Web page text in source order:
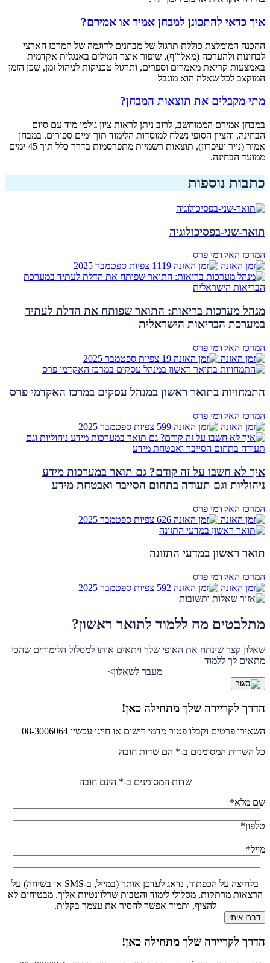
איך כדאי להתכונן למבחן אמיר או אמירם?
ההכנה המומלצת כוללת תרגול של מבחנים לדוגמה של המרכז הארצי
לבחינות ולהערכה (מאלו”ף), שיפור אוצר המילים באנגלית אקדמית
באמצעות קריאת מאמרים וספרים, ותרגול טכניקות לניהול זמן, שכן הזמן
המוקצב לכל שאלה הוא מוגבל
מתי מקבלים את תוצאות המבחן?
במבחן אמירם הממוחשב, לרוב ניתן לראות ציון גולמי מיד עם סיום
הבחינה, והציון הסופי נשלח למוסדות הלימוד תוך ימים ספורים. במבחן
אמיר (נייר ועיפרון), תוצאות רשמיות מתפרסמות בדרך כלל תוך 45 ימים
ממועד הבחינה.
כתבות נוספות
תואר-שני-בפסיכולוגיה
המרכז האקדמי פרס
ספטמבר 2025
מנהל מערכות בריאות: התואר שפותח את הדלת לעתיד
במערכת הבריאות הישראלית
המרכז האקדמי פרס
ספטמבר 2025
התמחויות בתואר ראשון במנהל עסקים במרכז האקדמי פרס
המרכז האקדמי פרס
ספטמבר 2025
איך לא חשבו על זה קודם? גם תואר במערכות מידע
ניהוליות וגם תעודה בתחום הסייבר ואבטחת מידע
המרכז האקדמי פרס
ספטמבר 2025
תואר ראשון במדעי התזונה
המרכז האקדמי פרס
ספטמבר 2025
מתלבטים מה ללמוד לתואר ראשון?
שאלון קצר שינתח את האופי שלך ויתאים אותו למסלול הלימודים שהכי
מתאים לך ללמוד
מעבר לשאלון>
הדרך לקריירה שלך מתחילה כאן!
השאירו פרטים וקבלו פטור מדמי רישום או חייגו עכשיו 08-3006064
כל השדות המסומנים ב-* הם שדות חובה
שדות המסומנים ב-* הינם חובה
שם מלא*
טלפון*
מייל*
בלחיצה על הכפתור, נדאג לעדכן אותך (במייל, ב-SMS או בשיחה) על
הרצאות מרתקות, מסלולי לימוד והטבות שרלוונטיות אליך. מבטיחים לא
להציף, ותמיד אפשר להסיר את עצמך בקלות.
הדרך לקריירה שלך מתחילה כאן!